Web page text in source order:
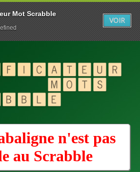
n'est pas
au Scrabble
Mot Scrabble
VOIR